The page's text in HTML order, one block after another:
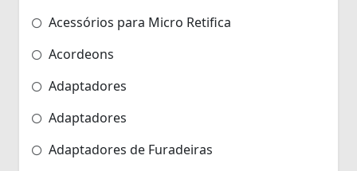
Acessórios para Micro Retifica
Acordeons
Adaptadores
Adaptadores
Adaptadores de Furadeiras